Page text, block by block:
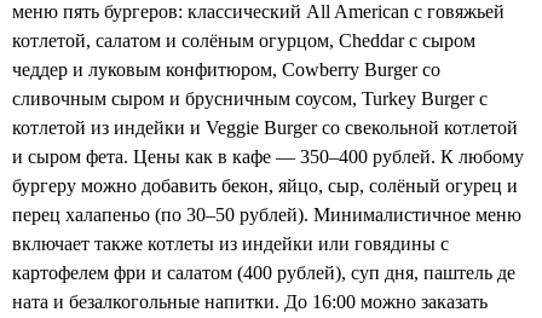
меню пять бургеров: классический All American с говяжьей
котлетой, салатом и солёным огурцом, Cheddar с сыром
чеддер и луковым конфитюром, Cowberry Burger со
сливочным сыром и брусничным соусом, Turkey Burger с
котлетой из индейки и Veggie Burger со свекольной котлетой
и сыром фета. Цены как в кафе — 350–400 рублей. К любому
бургеру можно добавить бекон, яйцо, сыр, солёный огурец и
перец халапеньо (по 30–50 рублей). Минималистичное меню
включает также котлеты из индейки или говядины с
картофелем фри и салатом (400 рублей), суп дня, паштель де
ната и безалкогольные напитки. До 16:00 можно заказать